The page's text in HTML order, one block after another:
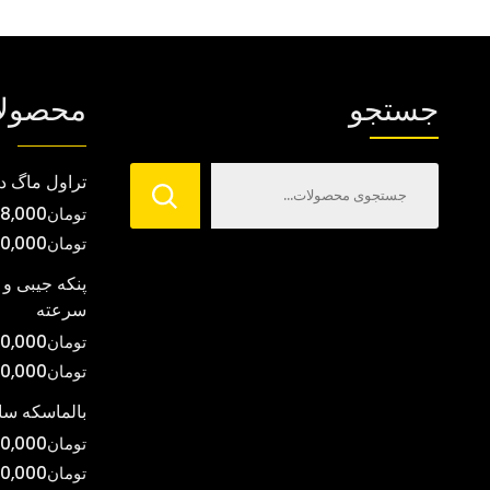
ها
است
جستجو
تراول ماگ
تومان
تومان
پنکه جیبی
سرعته
تومان
تومان
بالماسکه
تومان
تومان